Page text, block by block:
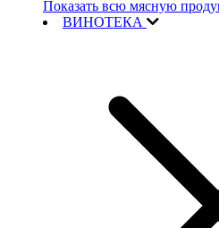
Показать всю мясную
ВИНОТЕКА